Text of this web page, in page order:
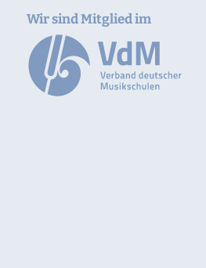
Wir sind Mitglied im